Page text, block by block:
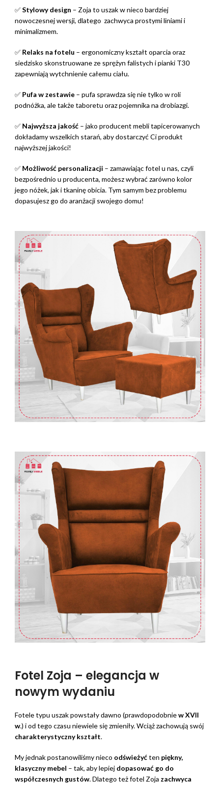
✅Stylowy design – Zoja to uszak w nieco bardziej
nowoczesnej wersji, dlatego zachwyca prostymi liniami i
minimalizmem.
✅ Relaks na fotelu – ergonomiczny kształt oparcia oraz
siedzisko skonstruowane ze sprężyn falistych i pianki T30
zapewniają wytchnienie całemu ciału.
✅ Pufa w zestawie – pufa sprawdza się nie tylko w roli
podnóżka, ale także taboretu oraz pojemnika na drobiazgi.
✅ Najwyższa jakość – jako producent mebli tapicerowanych
dokładamy wszelkich starań, aby dostarczyć Ci produkt
najwyższej jakości!
✅ Możliwość personalizacji – zamawiając fotel u nas, czyli
bezpośrednio u producenta, możesz wybrać zarówno kolor
jego nóżek, jak i tkaninę obicia. Tym samym bez problemu
dopasujesz go do aranżacji swojego domu!
Fotel Zoja – elegancja w
nowym wydaniu
Fotele typu uszak powstały dawno (prawdopodobniew XVII
w.) i od tego czasu niewiele się zmieniły. Wciąż zachowują swój
charakterystyczny kształt.
My jednak postanowiliśmy nieco odświeżyćten piękny,
klasyczny mebel – tak, aby lepiej dopasować go do
współczesnych gustów. Dlatego też fotel Zoja zachwyca